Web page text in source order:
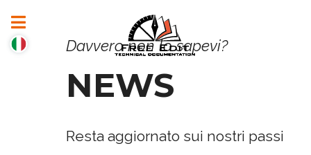
Davvero non lo sapevi?
NEWS
Resta aggiornato sui nostri passi